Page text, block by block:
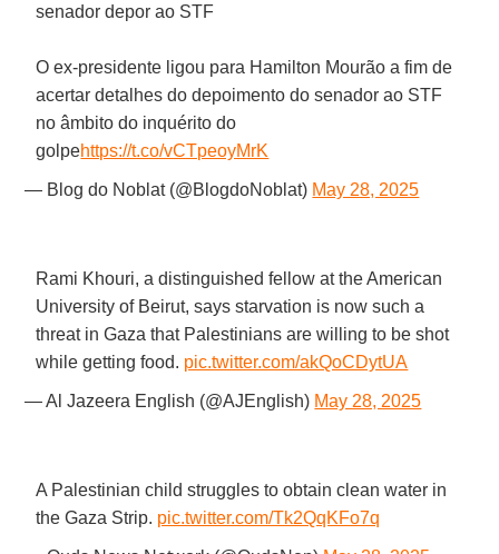
senador depor ao STF
O ex-presidente ligou para Hamilton Mourão a fim de
acertar detalhes do depoimento do senador ao STF
no âmbito do inquérito do
golpehttps://t.co/vCTpeoyMrK
— Blog do Noblat (@BlogdoNoblat) May 28, 2025
Rami Khouri, a distinguished fellow at the American
University of Beirut, says starvation is now such a
threat in Gaza that Palestinians are willing to be shot
while getting food. pic.twitter.com/akQoCDytUA
— Al Jazeera English (@AJEnglish) May 28, 2025
A Palestinian child struggles to obtain clean water in
the Gaza Strip. pic.twitter.com/Tk2QqKFo7q